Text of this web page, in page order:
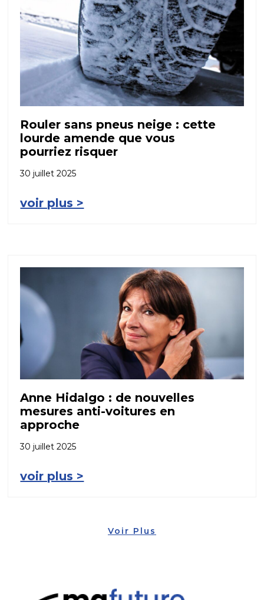
Rouler sans pneus neige : cette
lourde amende que vous
pourriez risquer
30 juillet 2025
voir plus >
Anne Hidalgo : de nouvelles
mesures anti-voitures en
approche
30 juillet 2025
voir plus >
Voir Plus